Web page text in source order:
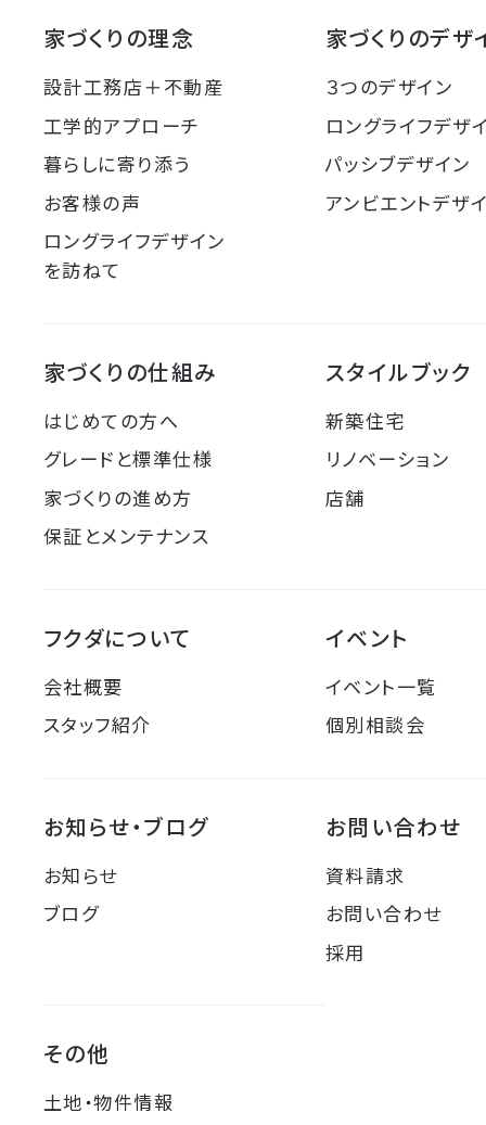
家づくりの理念
設計工務店＋不動産
工学的アプローチ
暮らしに寄り添う
お客様の声
ロングライフデザイン
を訪ねて
家づくりのデザ
３つのデザイン
ロングライフデザ
パッシブデザイン
アンビエントデザ
家づくりの仕組み
はじめての方へ
グレードと標準仕様
家づくりの進め方
保証とメンテナンス
スタイルブック
新築住宅
リノベーション
店舗
フクダについて
会社概要
スタッフ紹介
イベント
イベント一覧
個別相談会
お知らせ・ブログ
お知らせ
ブログ
お問い合わせ
資料請求
お問い合わせ
採用
その他
土地・物件情報